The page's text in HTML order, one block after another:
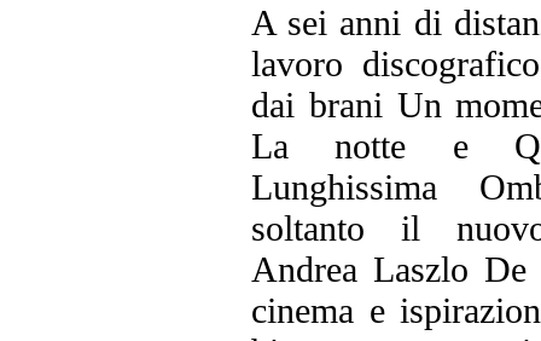
A sei anni di
lavoro
dai brani Un
La notte e
Lunghissima
soltanto il
Andrea Laszlo De
cinema e